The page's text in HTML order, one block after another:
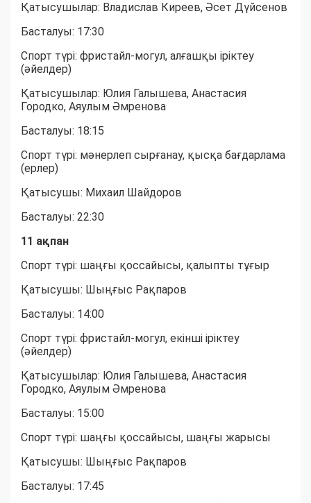
Қатысушылар: Владислав Киреев, Әсет Дүйсенов
Басталуы: 17:30
Спорт түрі: фристайл-могул, алғашқы іріктеу
(әйелдер)
Қатысушылар: Юлия Галышева, Анастасия
Городко, Аяулым Әмренова
Басталуы: 18:15
Спорт түрі: мәнерлеп сырғанау, қысқа бағдарлама
(ерлер)
Қатысушы: Михаил Шайдоров
Басталуы: 22:30
11 ақпан
Спорт түрі: шаңғы қоссайысы, қалыпты тұғыр
Қатысушы: Шыңғыс Рақпаров
Басталуы: 14:00
Спорт түрі: фристайл-могул, екінші іріктеу
(әйелдер)
Қатысушылар: Юлия Галышева, Анастасия
Городко, Аяулым Әмренова
Басталуы: 15:00
Спорт түрі: шаңғы қоссайысы, шаңғы жарысы
Қатысушы: Шыңғыс Рақпаров
Басталуы: 17:45